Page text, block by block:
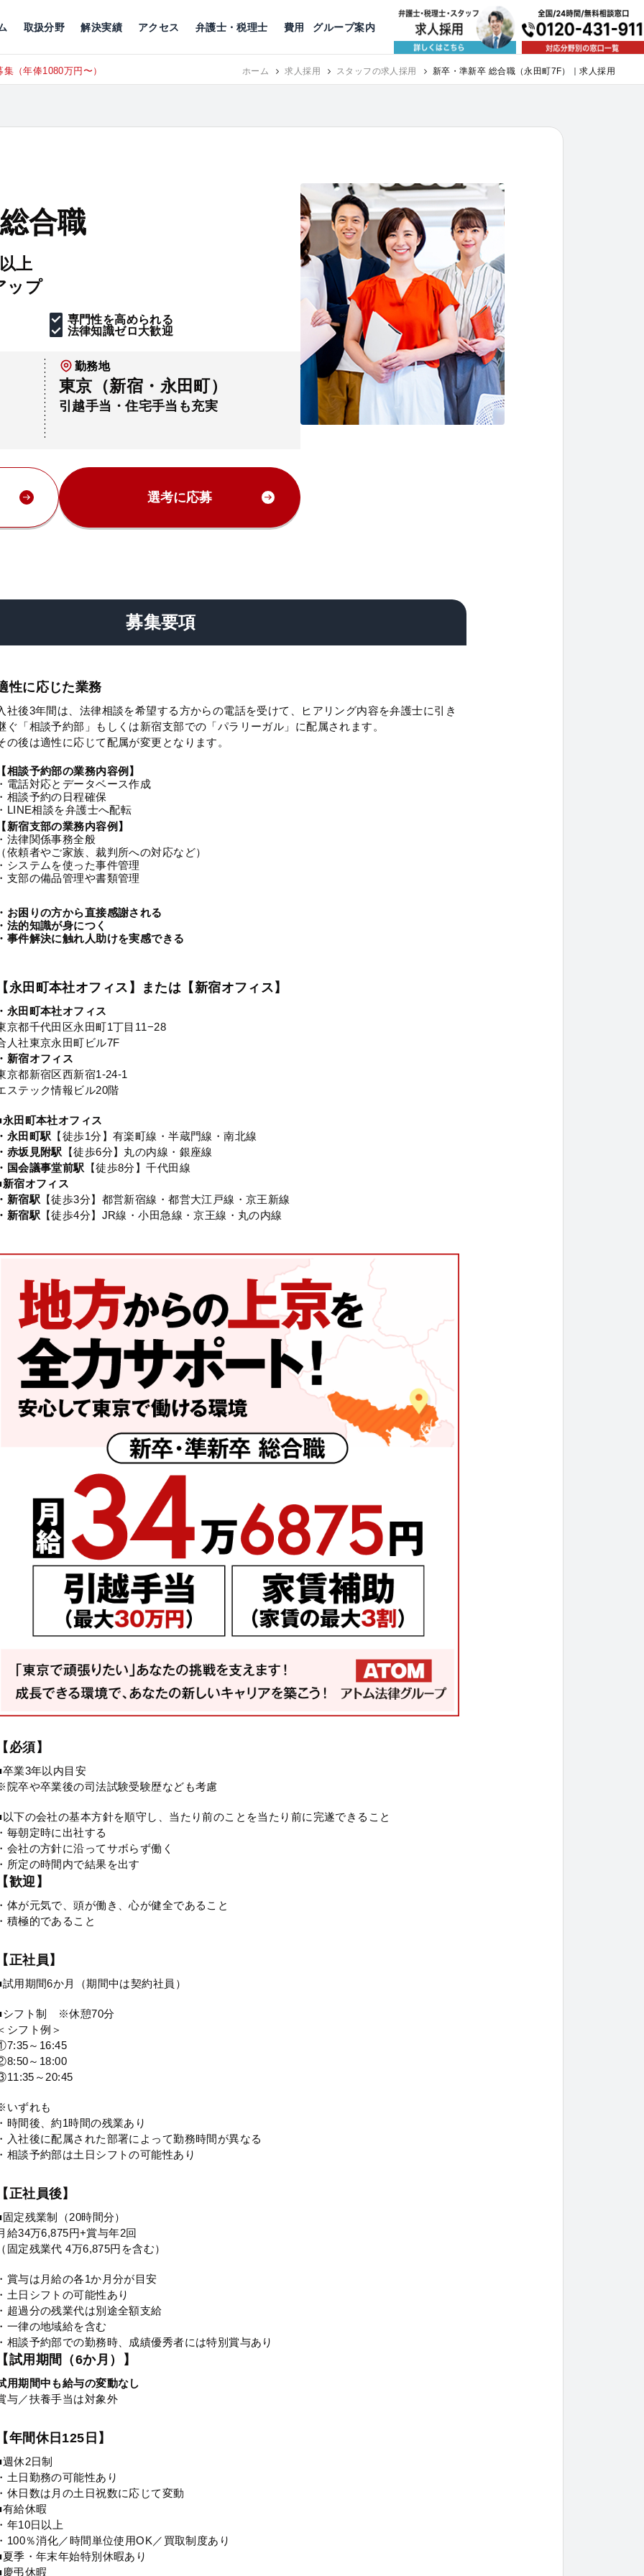
取扱分野
公益活動
解決実績 アクセス
京都 神戸 福岡
弁護士・税理士 費用 グループ案内
（年俸1080万円〜） RECRUIT 東京にて、相談予約スタッフ募集（月給38万以上）
合職
上
ップ
専門性を高められる
法律知識ゼロ大歓迎
勤務地
東京（新宿・永田町）
引越手当・住宅手当も充実
選考に応募
募集要項
性に応じた業務
社後3年間は、法律相談を希望する方からの電話を受けて、ヒアリング内容を弁護士に引き
ぐ「相談予約部」もしくは新宿支部での「パラリーガル」に配属されます。
の後は適性に応じて配属が変更となります。
相談予約部の業務内容例】
電話対応とデータベース作成
相談予約の日程確保
LINE相談を弁護士へ配転
新宿支部の業務内容例】
法律関係事務全般
依頼者やご家族、裁判所への対応など）
システムを使った事件管理
支部の備品管理や書類管理
お困りの方から直接感謝される
法的知識が身につく
事件解決に触れ人助けを実感できる
永田町本社オフィス】または【新宿オフィス】
永田町本社オフィス
京都千代田区永田町1丁目11−28
人社東京永田町ビル7F
新宿オフィス
京都新宿区西新宿1-24-1
ステック情報ビル20階
永田町本社オフィス
永田町駅 【徒歩1分】有楽町線・半蔵門線・南北線
赤坂見附駅
【徒歩6分】丸の内線・銀座線
国会議事堂前駅
【徒歩8分】千代田線
新宿オフィス
新宿駅 【徒歩3分】都営新宿線・都営大江戸線・京王新線
新宿駅 【徒歩4分】JR線・小田急線・京王線・丸の内線
必須】
卒業3年以内目安
院卒や卒業後の司法試験受験歴なども考慮
以下の会社の基本方針を順守し、当たり前のことを当たり前に完遂できること
毎朝定時に出社する
会社の方針に沿ってサボらず働く
所定の時間内で結果を出す
歓迎】
体が元気で、頭が働き、心が健全であること
積極的であること
正社員】
試用期間6か月（期間中は契約社員）
シフト制 ※休憩70分
シフト例＞
～16:45
～18:00
～20:45
いずれも
時間後、約1時間の残業あり
入社後に配属された部署によって勤務時間が異なる
相談予約部は土日シフトの可能性あり
正社員後】
定残業制（20時間分）
給34万6,875円+賞与年2回
固定残業代 4万6,875円を含む）
賞与は月給の各1か月分が目安
土日シフトの可能性あり
超過分の残業代は別途全額支給
一律の地域給を含む
相談予約部での勤務時、成績優秀者には特別賞与あり
試用期間（6か月）】
用期間中も給与の変動なし
与／扶養手当は対象外
年間休日125日】
休2日制
土日勤務の可能性あり
休日数は月の土日祝数に応じて変動
有給休暇
年10日以上
100％消化／時間単位使用OK／買取制度あり
夏季・年末年始特別休暇あり
慶弔休暇
ホーム 求人採用 スタッフの求人採用 新卒・準新卒 総合職（永田町7F）｜求人採用